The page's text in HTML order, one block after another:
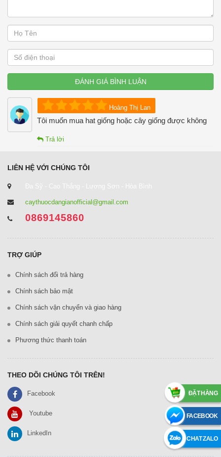
ĐÁNH GIÁ BÌNH LUẬN
Hoàng Thị Lan
Tôi muốn mua hat giống hoặc cây giống được không
Trả lời
ĐẶT HÀNG
FACEBOOK
CHAT ZALO
LIÊN HỆ VỚI CHÚNG TÔI
Đa Sỹ - Cao Thắng - Lương Sơn - Hòa Bình
caythuocdangianofficial@gmail.com
0869145860
TRỢ GIÚP
Chính sách đổi trả hàng
Chính sách bảo mật
Chính sách vận chuyển và giao hàng
Chính sách giải quyết chanh chấp
Phương thức thanh toán
THEO DÕI CHÚNG TÔI TRÊN!
Facebook
Youtube
LinkedIn